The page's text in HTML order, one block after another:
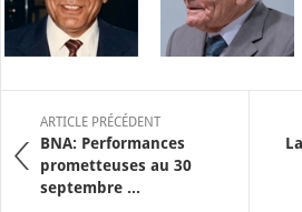
ARTICLE PRÉCÉDENT
BNA: Performances
prometteuses au 30
septembre ...